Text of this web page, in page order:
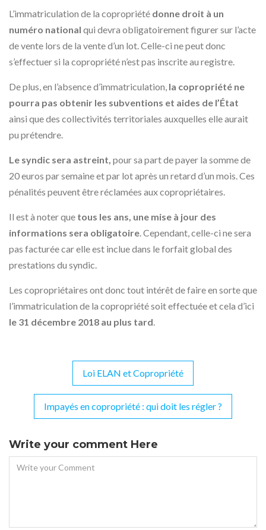
L’immatriculation de la copropriété donne droit à un
numéro national qui devra obligatoirement figurer sur l’acte
de vente lors de la vente d’un lot. Celle-ci ne peut donc
s’effectuer si la copropriété n’est pas inscrite au registre.
De plus, en l’absence d’immatriculation, la copropriété ne
pourra pas obtenir les subventions et aides de l’État
ainsi que des collectivités territoriales auxquelles elle aurait
pu prétendre.
Le syndic sera astreint, pour sa part de payer la somme de
20 euros par semaine et par lot après un retard d’un mois. Ces
pénalités peuvent être réclamées aux copropriétaires.
Il est à noter que tous les ans, une mise à jour des
informations sera obligatoire. Cependant, celle-ci ne sera
pas facturée car elle est inclue dans le forfait global des
prestations du syndic.
Les copropriétaires ont donc tout intérêt de faire en sorte que
l’immatriculation de la copropriété soit effectuée et cela d’ici
le 31 décembre 2018 au plus tard.
Navigation
l’article
Loi ELAN et Copropriété
Impayés en copropriété : qui doit les régler ?
Write your comment Here